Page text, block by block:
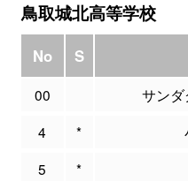
鳥取城北高等学校
No S
00 サンダ
4
*
5
*